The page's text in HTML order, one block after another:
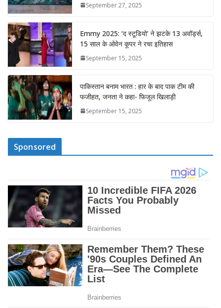
September 27, 2025
Emmy 2025: ‘द स्टूडियो’ ने झटके 13 अवॉर्ड्स,
15 साल के ओवेन कूपर ने रचा इतिहास
September 15, 2025
पाकिस्तान बनाम भारत : हार के बाद पाक टीम की
फजीहत, जनता ने कहा- फिजूल खिलाड़ी
September 15, 2025
Sponsored